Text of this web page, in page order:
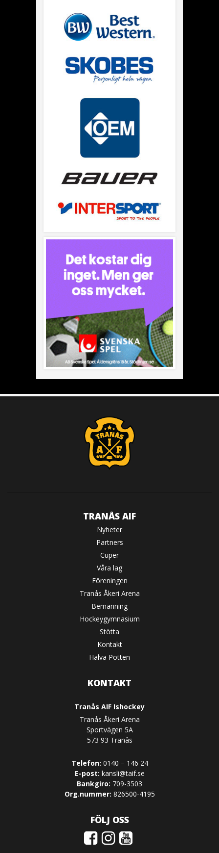
TRANÅS AIF
Nyheter
Partners
Cuper
Våra lag
Föreningen
Tranås Åkeri Arena
Bemanning
Hockeygymnasium
Stötta
Kontakt
Halva Potten
KONTAKT
Tranås AIF Ishockey
Tranås Åkeri Arena
Sportvägen 5A
573 93 Tranås
Telefon: 0140 – 146 24
E-post: kansli@taif.se
Bankgiro: 709-3503
Org.nummer: 826500-4195
FÖLJ OSS